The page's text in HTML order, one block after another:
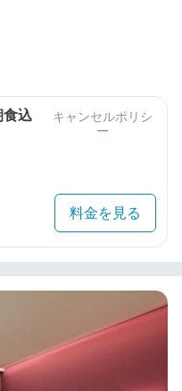
込
キャンセルポリシ
ー
料金を見る